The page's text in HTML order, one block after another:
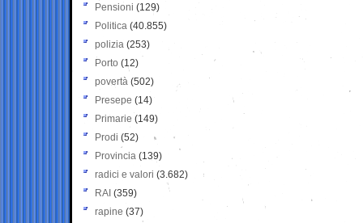
Pensioni (129)
Politica (40.855)
polizia (253)
Porto (12)
povertà (502)
Presepe (14)
Primarie (149)
Prodi (52)
Provincia (139)
radici e valori (3.682)
RAI (359)
rapine (37)